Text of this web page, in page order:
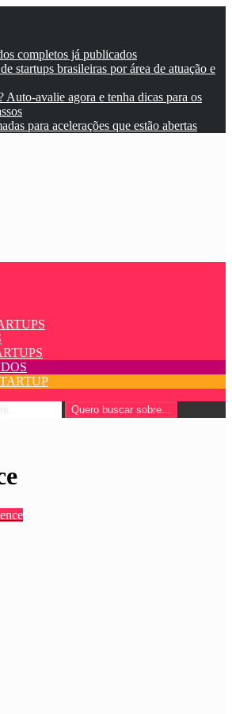
completos já publicados
startups brasileiras por área de atuação e
Auto-avalie agora e tenha dicas para os
para acelerações que estão abertas
Quero buscar sobre...